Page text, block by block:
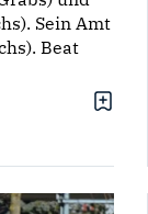
Sein Amt
Beat